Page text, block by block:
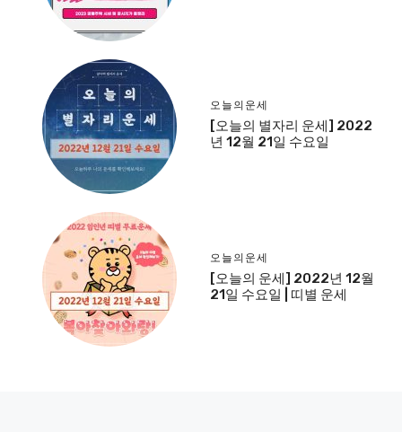
오늘의운세
[오늘의 별자리 운세] 2022
년 12월 21일 수요일
오늘의운세
[오늘의 운세] 2022년 12월
21일 수요일 | 띠별 운세